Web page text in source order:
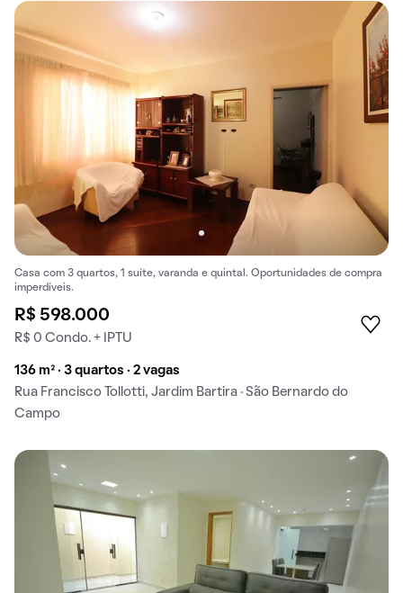
Casa com 3 quartos, 1 suíte, varanda e quintal. Oportunidades de compra
imperdíveis.
R$ 598.000
R$ 0 Condo. + IPTU
136 m² · 3 quartos · 2 vagas
Rua Francisco Tollotti, Jardim Bartira · São Bernardo do
Campo